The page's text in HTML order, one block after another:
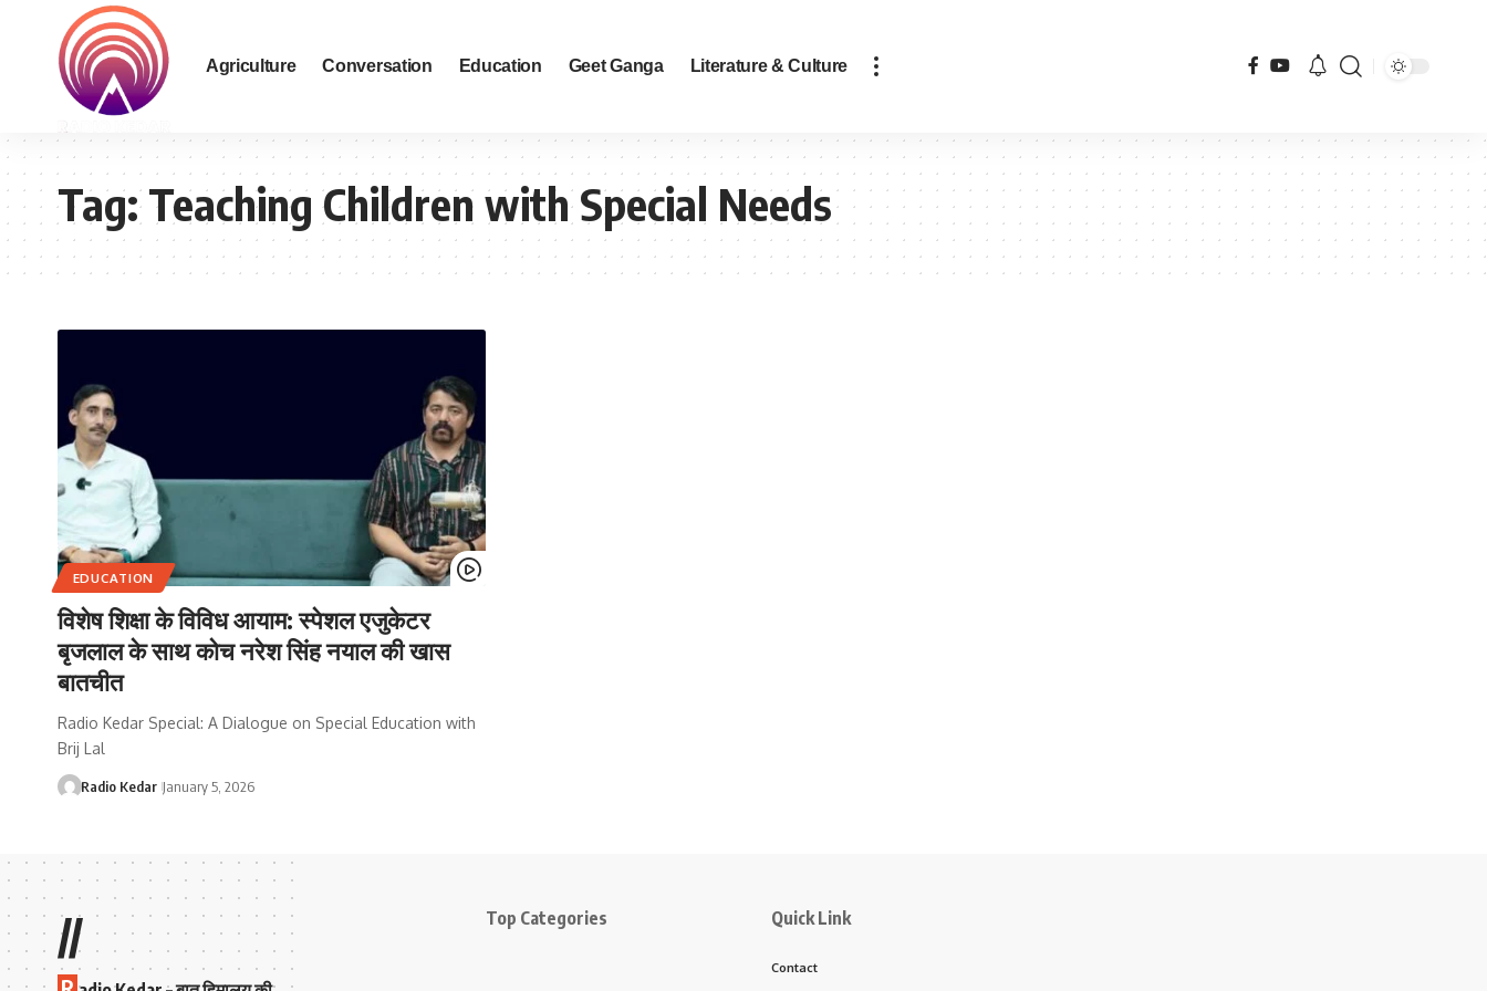
Agriculture Conversation Education Geet Ganga Literature & Culture
Tag:Teaching Children with Special Needs
EDUCATION
विशेष शिक्षा के विविध आयाम: स्पेशल एजुकेटर
बृजलाल के साथ कोच नरेश सिंह नयाल की खास
बातचीत
Radio Kedar Special: A Dialogue on Special Education with
Brij Lal
Radio Kedar January 5, 2026
// Top Categories Quick Link
Contact